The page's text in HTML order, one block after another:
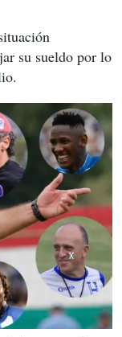
su sueldo por lo
X
X
X